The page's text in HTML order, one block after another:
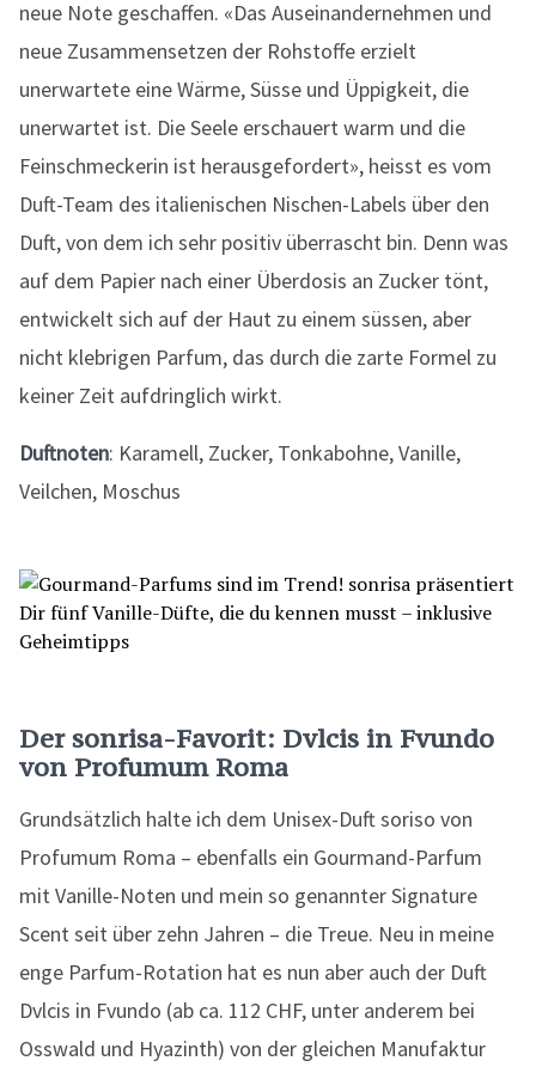
neue Note geschaffen. «Das Auseinandernehmen und
neue Zusammensetzen der Rohstoffe erzielt
unerwartete eine Wärme, Süsse und Üppigkeit, die
unerwartet ist. Die Seele erschauert warm und die
Feinschmeckerin ist herausgefordert», heisst es vom
Duft-Team des italienischen Nischen-Labels über den
Duft, von dem ich sehr positiv überrascht bin. Denn was
auf dem Papier nach einer Überdosis an Zucker tönt,
entwickelt sich auf der Haut zu einem süssen, aber
nicht klebrigen Parfum, das durch die zarte Formel zu
keiner Zeit aufdringlich wirkt.
Duftnoten: Karamell, Zucker, Tonkabohne, Vanille,
Veilchen, Moschus
Der sonrisa-Favorit: Dvlcis in Fvundo
von Profumum Roma
Grundsätzlich halte ich dem Unisex-Duft soriso von
Profumum Roma – ebenfalls ein Gourmand-Parfum
mit Vanille-Noten und mein so genannter Signature
Scent seit über zehn Jahren – die Treue. Neu in meine
enge Parfum-Rotation hat es nun aber auch der Duft
Dvlcis in Fvundo (ab ca. 112 CHF, unter anderem bei
Osswald und Hyazinth) von der gleichen Manufaktur